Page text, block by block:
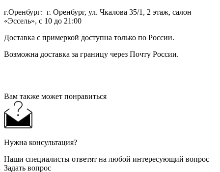
г.Оренбург: г. Оренбург, ул. Чкалова 35/1, 2 этаж, салон
«Эссель», с 10 до 21:00
Доставка с примеркой доступна только по России.
Возможна доставка за границу через Почту России.
Вам также может понравиться
Нужна консультация?
Наши специалисты ответят на любой интересующий вопрос
Задать вопрос